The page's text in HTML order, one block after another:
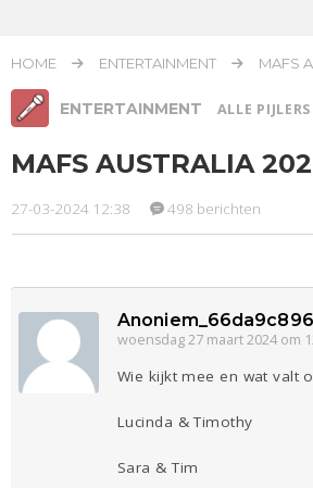
HOME ENTERTAINMENT MAFS
ENTERTAINMENT ALLE PIJLERS
Entertainment
Sport Contact
MAFS AUSTRALIA
27-03-2024 12:38 498 berichten
woensdag 27 maart 2024 om
Wie kijkt mee en wat valt
Lucinda & Timothy
Sara & Tim